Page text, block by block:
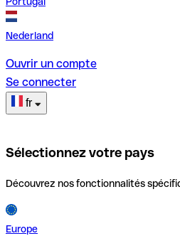
Nederland
Ouvrir un compte
Se connecter
fr
Sélectionnez votre pays
Découvrez nos fonctionnalités
Europe